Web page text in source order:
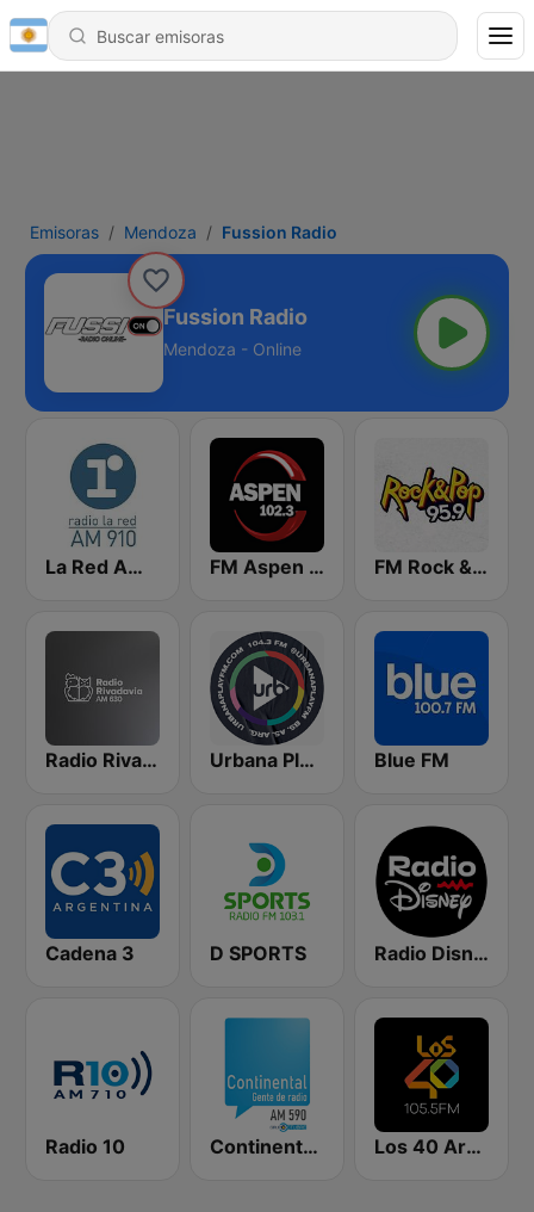
Emisoras Mendoza Fussion Radio
Fussion Radio
Mendoza - Online
La Red AM 910 FM Aspen 102.3 FM Rock & Pop
Radio Rivadavia 630 AM Urbana Play 104.3 FM Blue FM
Cadena 3 D SPORTS Radio Disney Latinoamérica
Radio 10 Continental 590 AM Los 40 Argentina